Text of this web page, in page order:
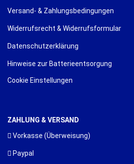
Versand- & Zahlungsbedingungen
Widerrufsrecht & Widerrufsformular
Datenschutzerklärung
Hinweise zur Batterieentsorgung
Cookie Einstellungen
ZAHLUNG & VERSAND
Vorkasse (Überweisung)
Paypal